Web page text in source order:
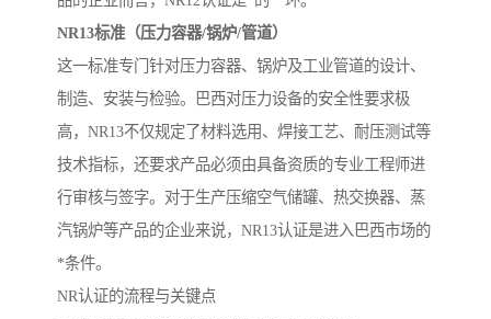
NR13标准（压力容器/锅炉/管道）
这一标准专门针对压力容器、锅炉及工业管道的设计、
制造、安装与检验。巴西对压力设备的安全性要求极
高，NR13不仅规定了材料选用、焊接工艺、耐压测试等
技术指标，还要求产品必须由具备资质的专业工程师进
行审核与签字。对于生产压缩空气储罐、热交换器、蒸
汽锅炉等产品的企业来说，NR13认证是进入巴西市场的
*条件。
NR认证的流程与关键点